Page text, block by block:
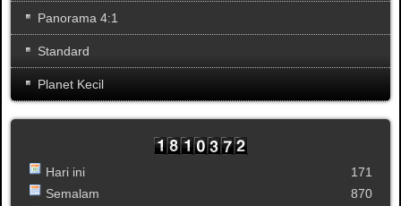
Panorama 4:1
Standard
Planet Kecil
Hari ini
Semalam
171
870